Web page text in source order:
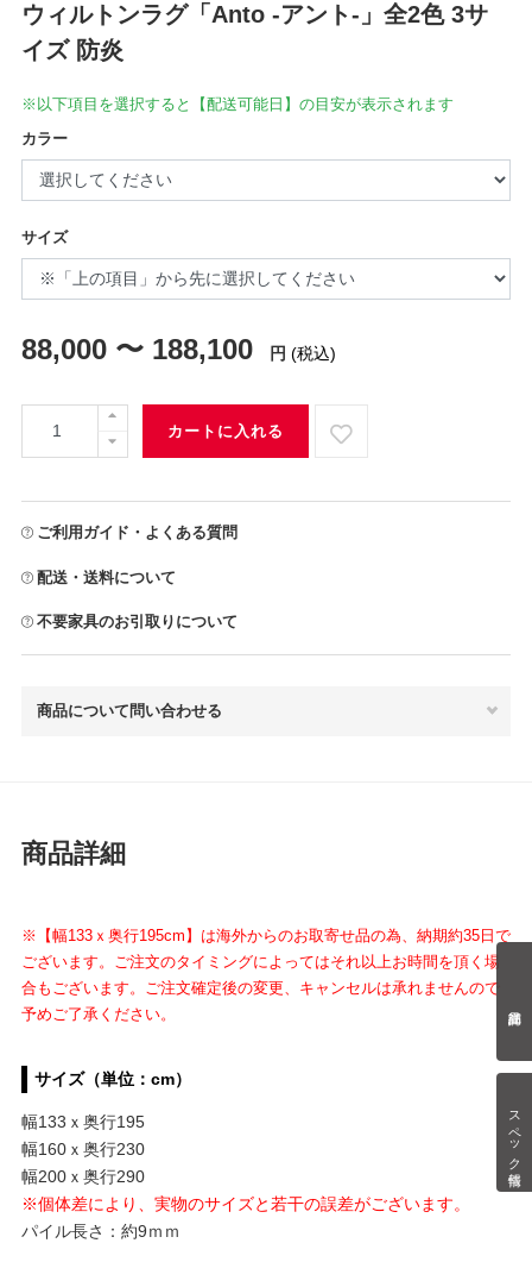
スペック情報
ウィルトンラグ「Anto -アント-」全2色 3サ
イズ 防炎
※以下項目を選択すると【配送可能日】の目安が表示されます
カラー
サイズ
88,000 〜 188,100 円 (税込)
カートに入れる
ご利用ガイド・よくある質問
配送・送料について
不要家具のお引取りについて
商品について問い合わせる
商品詳細
※【幅133ｘ奥行195cm】は海外からのお取寄せ品の為、納期約35日で
ございます。ご注文のタイミングによってはそれ以上お時間を頂く場
合もございます。ご注文確定後の変更、キャンセルは承れませんので
予めご了承ください。
サイズ（単位：cm）
幅133ｘ奥行195
幅160ｘ奥行230
幅200ｘ奥行290
※個体差により、実物のサイズと若干の誤差がございます。
パイル長さ：約9ｍｍ